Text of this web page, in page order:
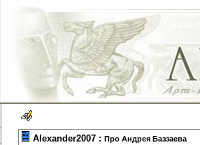
Alexander2007 : Про Андрея Баззаева